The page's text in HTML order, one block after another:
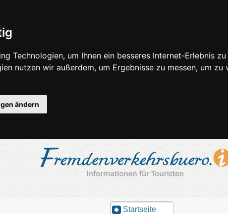
Technologien, um Ihnen ein besseres Internet-Erlebnis
nutzen wir außerdem, um Ergebnisse zu messen, um
ändern
Startseite